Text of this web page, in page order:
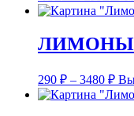
ЛИМОНЫ
290 ₽ – 3480 ₽